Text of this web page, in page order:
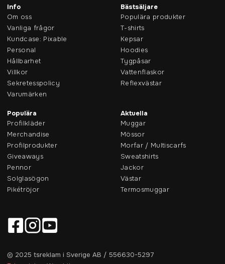
Info
Om oss
Vanliga frågor
Kundcase: Pixable
Personal
Hållbarhet
Villkor
Sekretesspolicy
Varumärken
Bästsäljare
Populära produkter
T-shirts
Kepsar
Hoodies
Tygpåsar
Vattenflaskor
Reflexvästar
Populära
Profilkläder
Merchandise
Profilprodukter
Giveaways
Pennor
Solglasögon
Pikétröjor
Aktuella
Muggar
Mössor
Morfar / Multiscarfs
Sweatshirts
Jackor
Västar
Termosmuggar
© 2025 tsreklam i Sverige AB / 556630-5297